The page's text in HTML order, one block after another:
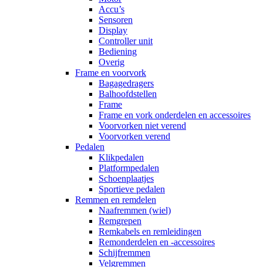
Accu’s
Sensoren
Display
Controller unit
Bediening
Overig
Frame en voorvork
Bagagedragers
Balhoofdstellen
Frame
Frame en vork onderdelen en accessoires
Voorvorken niet verend
Voorvorken verend
Pedalen
Klikpedalen
Platformpedalen
Schoenplaatjes
Sportieve pedalen
Remmen en remdelen
Naafremmen (wiel)
Remgrepen
Remkabels en remleidingen
Remonderdelen en -accessoires
Schijfremmen
Velgremmen